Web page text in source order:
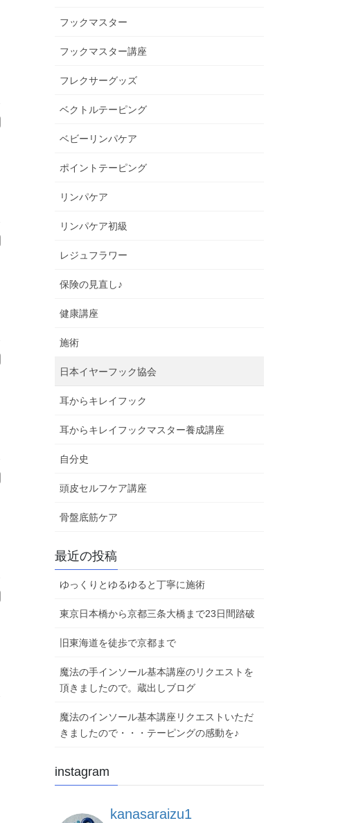
フックマスター
フックマスター講座
フレクサーグッズ
ベクトルテーピング
ベビーリンパケア
ポイントテーピング
リンパケア
リンパケア初級
レジュフラワー
保険の見直し♪
健康講座
施術
日本イヤーフック協会
耳からキレイフック
耳からキレイフックマスター養成講座
自分史
頭皮セルフケア講座
骨盤底筋ケア
最近の投稿
ゆっくりとゆるゆると丁寧に施術
東京日本橋から京都三条大橋まで23日間踏破
旧東海道を徒歩で京都まで
魔法の手インソール基本講座のリクエストを
頂きましたので。蔵出しブログ
魔法のインソール基本講座リクエストいただ
きましたので・・・テーピングの感動を♪
instagram
kanasaraizu1